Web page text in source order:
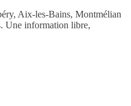
Aix-les-Bains, Montmélian
Une information libre,